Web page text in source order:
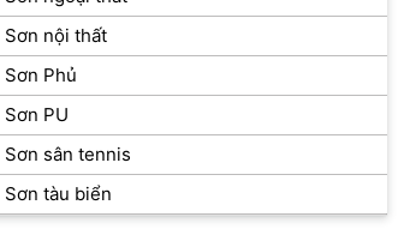
Sơn nội thất
Sơn Phủ
Sơn PU
Sơn sân tennis
Sơn tàu biển